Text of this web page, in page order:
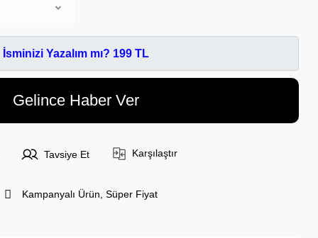
İsminizi Yazalım mı? 199 TL
Gelince Haber Ver
Tavsiye Et Karşılaştır
Kampanyalı Ürün, Süper Fiyat